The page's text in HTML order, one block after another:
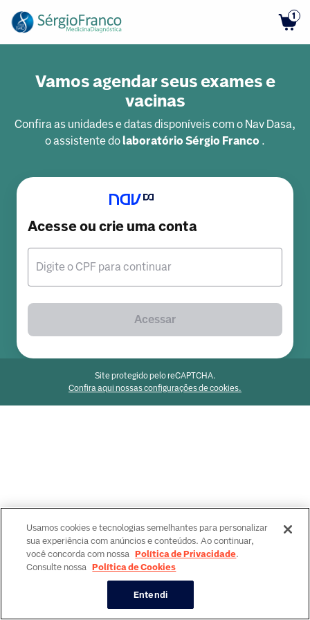
1
Vamos agendar seus exames e
vacinas
Confira as unidades e datas disponíveis com o Nav Dasa,
o assistente dolaboratório Sérgio Franco .
Acesse ou crie uma conta
Digite o CPF para continuar
Acessar
Site protegido pelo reCAPTCHA.
Confira aqui nossas configurações de cookies.
Usamos cookies e tecnologias semelhantes para personalizar
sua experiência com anúncios e conteúdos. Ao continuar,
você concorda com nossa Política de Privacidade.
Consulte nossa Política de Cookies
Entendi